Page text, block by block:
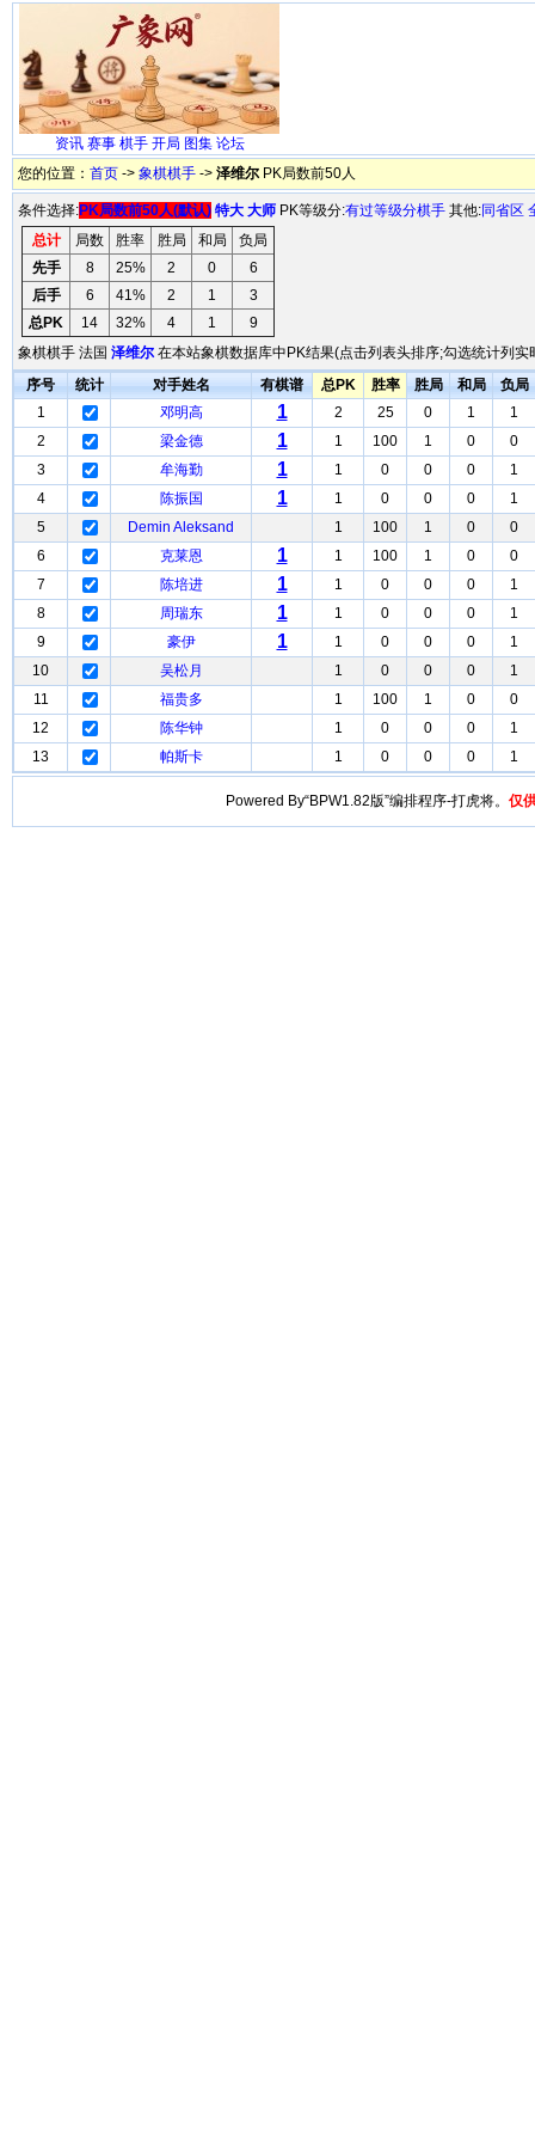
资讯 赛事 棋手 开局 图集 论坛
您的位置： 首页 -> 象棋棋手 -> 泽维尔PK局数前50人
条件选择:PK局数前50人(默认) 特大 大师 PK等级分:有过等级分棋手 其他:同省区
总计
局数 胜率 胜局 和局
负局
先手
8 25% 2 0
6
后手
6 41% 2 1
3
总PK
14 32% 4 1
9
象棋棋手 法国 泽维尔 在本站象棋数据库中PK结果(点击列表头排序;勾选统计列
序号
统计 对手姓名 有棋谱 总PK 胜率 胜局 和局
负局
1
邓明高 1 2 25 0 1
1
2
梁金德 1 1 100 1 0
0
3
牟海勤 1 1 0 0 0
1
4
陈振国 1 1 0 0 0
1
5
Demin Aleksand 1 100 1 0
0
6
克莱恩 1 1 100 1 0
0
7
陈培进 1 1 0 0 0
1
8
周瑞东 1 1 0 0 0
1
9
豪伊 1 1 0 0 0
1
10
吴松月 1 0 0 0
1
11
福贵多 1 100 1 0
0
12
陈华钟 1 0 0 0
1
13
帕斯卡 1 0 0 0 1
Powered By“BPW1.82版”编排程序-打虎将。 仅